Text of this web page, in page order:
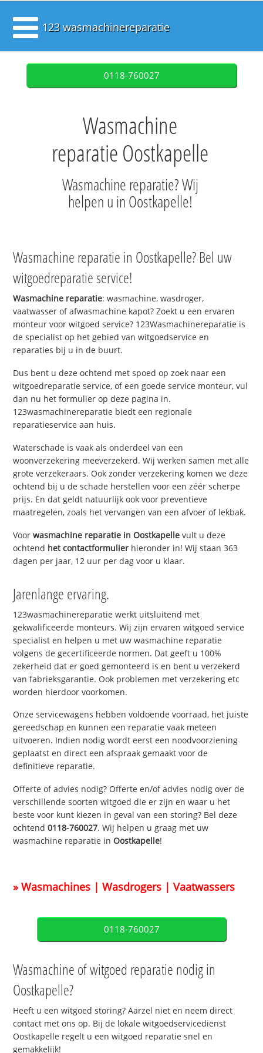
123 wasmachinereparatie
0118-760027
Wasmachine
reparatie Oostkapelle
Wasmachine reparatie? Wij
helpen u in Oostkapelle!
Wasmachine reparatie in Oostkapelle? Bel uw
witgoedreparatie service!
Wasmachine reparatie: wasmachine, wasdroger,
vaatwasser of afwasmachine kapot? Zoekt u een ervaren
monteur voor witgoed service? 123Wasmachinereparatie is
de specialist op het gebied van witgoedservice en
reparaties bij u in de buurt.
Dus bent u deze ochtend met spoed op zoek naar een
witgoedreparatie service, of een goede service monteur, vul
dan nu het formulier op deze pagina in.
123wasmachinereparatie biedt een regionale
reparatieservice aan huis.
Waterschade is vaak als onderdeel van een
woonverzekering meeverzekerd. Wij werken samen met alle
grote verzekeraars. Ook zonder verzekering komen we deze
ochtend bij u de schade herstellen voor een zéér scherpe
prijs. En dat geldt natuurlijk ook voor preventieve
maatregelen, zoals het vervangen van een afvoer of lekbak.
Voorwasmachine reparatie in Oostkapelle vult u deze
ochtend het contactformulier hieronder in! Wij staan 363
dagen per jaar, 12 uur per dag voor u klaar.
Jarenlange ervaring.
123wasmachinereparatie werkt uitsluitend met
gekwalificeerde monteurs. Wij zijn ervaren witgoed service
specialist en helpen u met uw wasmachine reparatie
volgens de gecertificeerde normen. Dat geeft u 100%
zekerheid dat er goed gemonteerd is en bent u verzekerd
van fabrieksgarantie. Ook problemen met verzekering etc
worden hierdoor voorkomen.
Onze servicewagens hebben voldoende voorraad, het juiste
gereedschap en kunnen een reparatie vaak meteen
uitvoeren. Indien nodig wordt eerst een noodvoorziening
geplaatst en direct een afspraak gemaakt voor de
definitieve reparatie.
Offerte of advies nodig? Offerte en/of advies nodig over de
verschillende soorten witgoed die er zijn en waar u het
beste voor kunt kiezen in geval van een storing? Bel deze
ochtend0118-760027. Wij helpen u graag met uw
wasmachine reparatie inOostkapelle!
» Wasmachines | Wasdrogers | Vaatwassers
0118-760027
Wasmachine of witgoed reparatie nodig in
Oostkapelle?
Heeft u een witgoed storing? Aarzel niet en neem direct
contact met ons op. Bij de lokale witgoedservicedienst
Oostkapelle regelt u een witgoed reparatie snel en
gemakkelijk!